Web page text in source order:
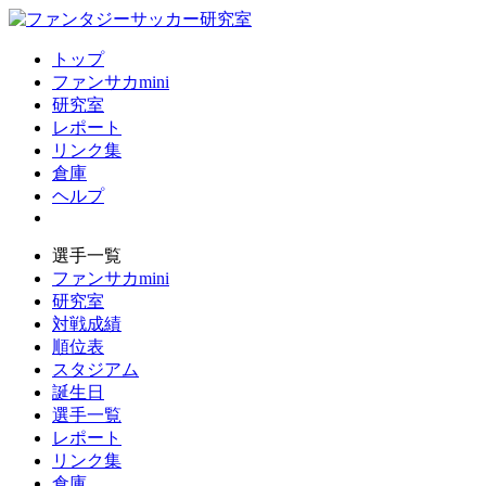
トップ
ファンサカmini
研究室
レポート
リンク集
倉庫
ヘルプ
選手一覧
ファンサカmini
研究室
対戦成績
順位表
スタジアム
誕生日
選手一覧
レポート
リンク集